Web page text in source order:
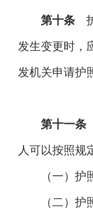
第十条
发生变更时，
发机关申请护
第十一条
人可以按照规
（一）护照
（二）护照